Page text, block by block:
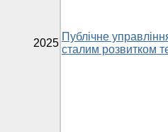
2025
Публічне
сталим розвитком